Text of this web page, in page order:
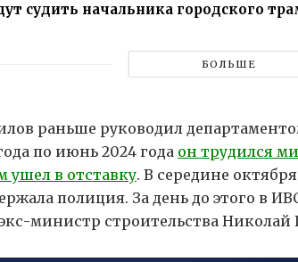
судить начальника городского
БОЛЬШЕ
раньше руководил
по июнь 2024 года он трудился
ушел в отставку. В середине
полиция. За день до этого в
министр строительства Николай